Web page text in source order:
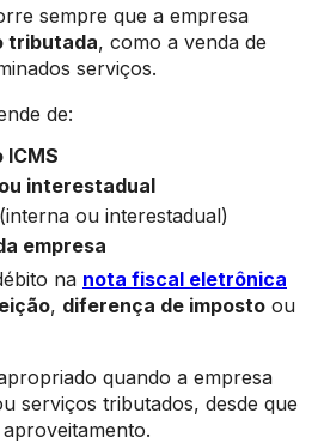
sempre que a empresa
tributada, como a venda de
serviços.
de:
ICMS
interestadual
(interna ou interestadual)
empresa
na nota fiscal eletrônica
, diferença de imposto ou
quando a empresa
serviços tributados, desde que